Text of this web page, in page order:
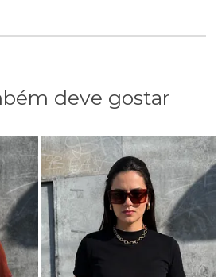
deve gostar